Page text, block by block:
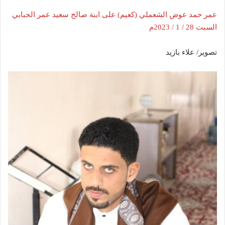
عمر حمد عوض الشعملي (كعيم) على ابنة صالح سعيد عمر الحبابي
السبت 28 / 1 / 2023م
تصوير/ علاء بازيد